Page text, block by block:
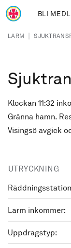
Hoppa till
BLI
Länkstig
LARM |
Klockan 11:32
Gränna hamn.
Visingsö avgick
UTRYCKNING
Larm inkommer:
Uppdragstyp: